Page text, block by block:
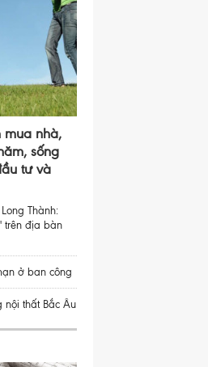
mua nhà,
sống
tư và
Thành:
trên địa bàn
ở ban công
nội thất Bắc Âu